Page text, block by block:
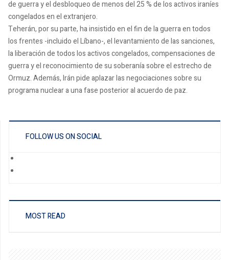
de guerra y el desbloqueo de menos del 25 % de los activos iraníes
congelados en el extranjero.
Teherán, por su parte, ha insistido en el fin de la guerra en todos
los frentes -incluido el Líbano-, el levantamiento de las sanciones,
la liberación de todos los activos congelados, compensaciones de
guerra y el reconocimiento de su soberanía sobre el estrecho de
Ormuz. Además, Irán pide aplazar las negociaciones sobre su
programa nuclear a una fase posterior al acuerdo de paz.
FOLLOW US ON SOCIAL
MOST READ